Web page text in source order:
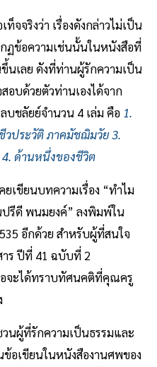
จจริงว่า เรื่องดังกล่าวไม่เป็น
กฏข้อความเช่นนั้นในหนังสือที่
นเลย ดังที่ท่านผู้รักความเป็น
อบด้วยตัวท่านเองได้จาก
ชลัยย์จำนวน 4 เล่ม คือ 1.
วประวัติ ภาคมัชฌิมวัย 3.
ด้านหนึ่งของชีวิต
เขียนบทความเรื่อง “ทำไม
รีดี พนมยงค์” ลงพิมพ์ใน
อีกด้วย สำหรับผู้ที่สนใจ
าร ปีที่ 41 ฉบับที่ 2
จะได้ทราบทัศนคติที่คุณครู
นผู้ที่รักความเป็นธรรมและ
ข้อเขียนในหนังสืองานศพของ